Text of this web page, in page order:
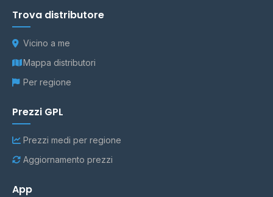
Trova distributore
Vicino a me
Mappa distributori
Per regione
Prezzi GPL
Prezzi medi per regione
Aggiornamento prezzi
App